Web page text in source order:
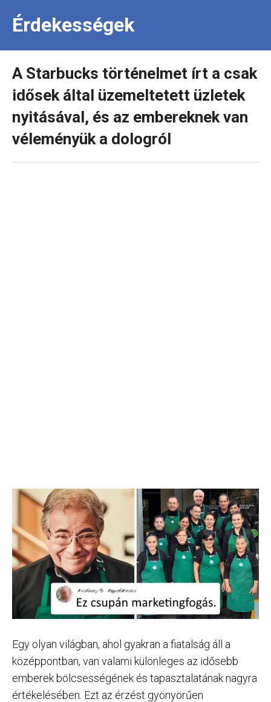
Érdekességek
A Starbucks történelmet írt a csak
idősek által üzemeltetett üzletek
nyitásával, és az embereknek van
véleményük a dologról
Egy olyan világban, ahol gyakran a fiatalság áll a
középpontban, van valami különleges az idősebb
emberek bölcsességének és tapasztalatának nagyra
értékelésében. Ezt az érzést gyönyörűen